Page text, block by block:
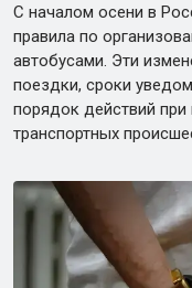
С началом осени в
правила по
автобусами. Эти
поездки, сроки
порядок действий
транспортных